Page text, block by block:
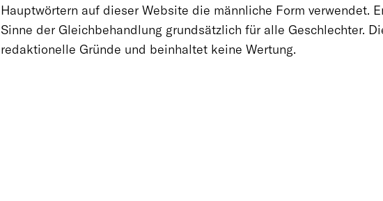
Haupt­wör­tern auf die­ser Web­site die männ­li­che Form ver­wen­det.
Sin­ne der Gleich­be­hand­lung grund­sätz­lich für alle Ge­schlech­ter.
re­dak­tio­nel­le Grün­de und be­inhal­tet kei­ne Wer­tung.